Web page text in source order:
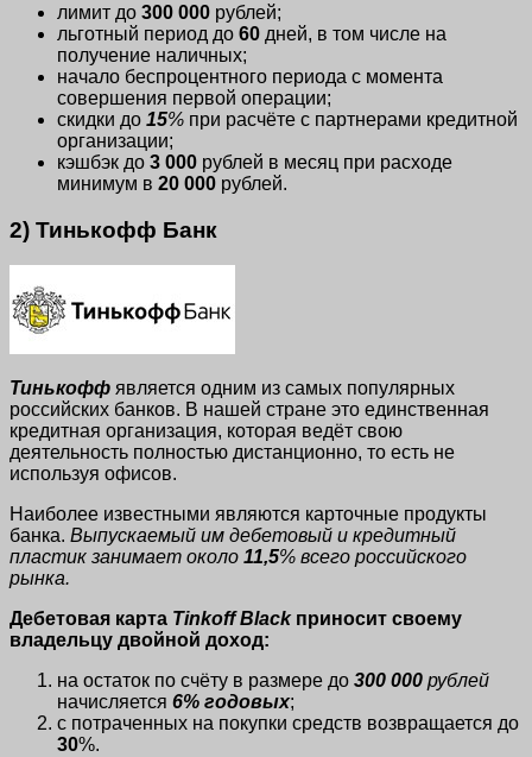
лимит до 300 000 рублей;
льготный период до 60 дней, в том числе на
получение наличных;
начало беспроцентного периода с момента
совершения первой операции;
скидки до 15% при расчёте с партнерами кредитной
организации;
кэшбэк до 3 000 рублей в месяц при расходе
минимум в 20 000 рублей.
2) Тинькофф Банк
Тинькофф является одним из самых популярных
российских банков. В нашей стране это единственная
кредитная организация, которая ведёт свою
деятельность полностью дистанционно, то есть не
используя офисов.
Наиболее известными являются карточные продукты
банка. Выпускаемый им дебетовый и кредитный
пластик занимает около 11,5% всего российского
рынка.
Дебетовая карта Tinkoff Blackприносит своему
владельцу двойной доход:
на остаток по счёту в размере до 300 000 рублей
начисляется 6% годовых;
с потраченных на покупки средств возвращается до
30%.